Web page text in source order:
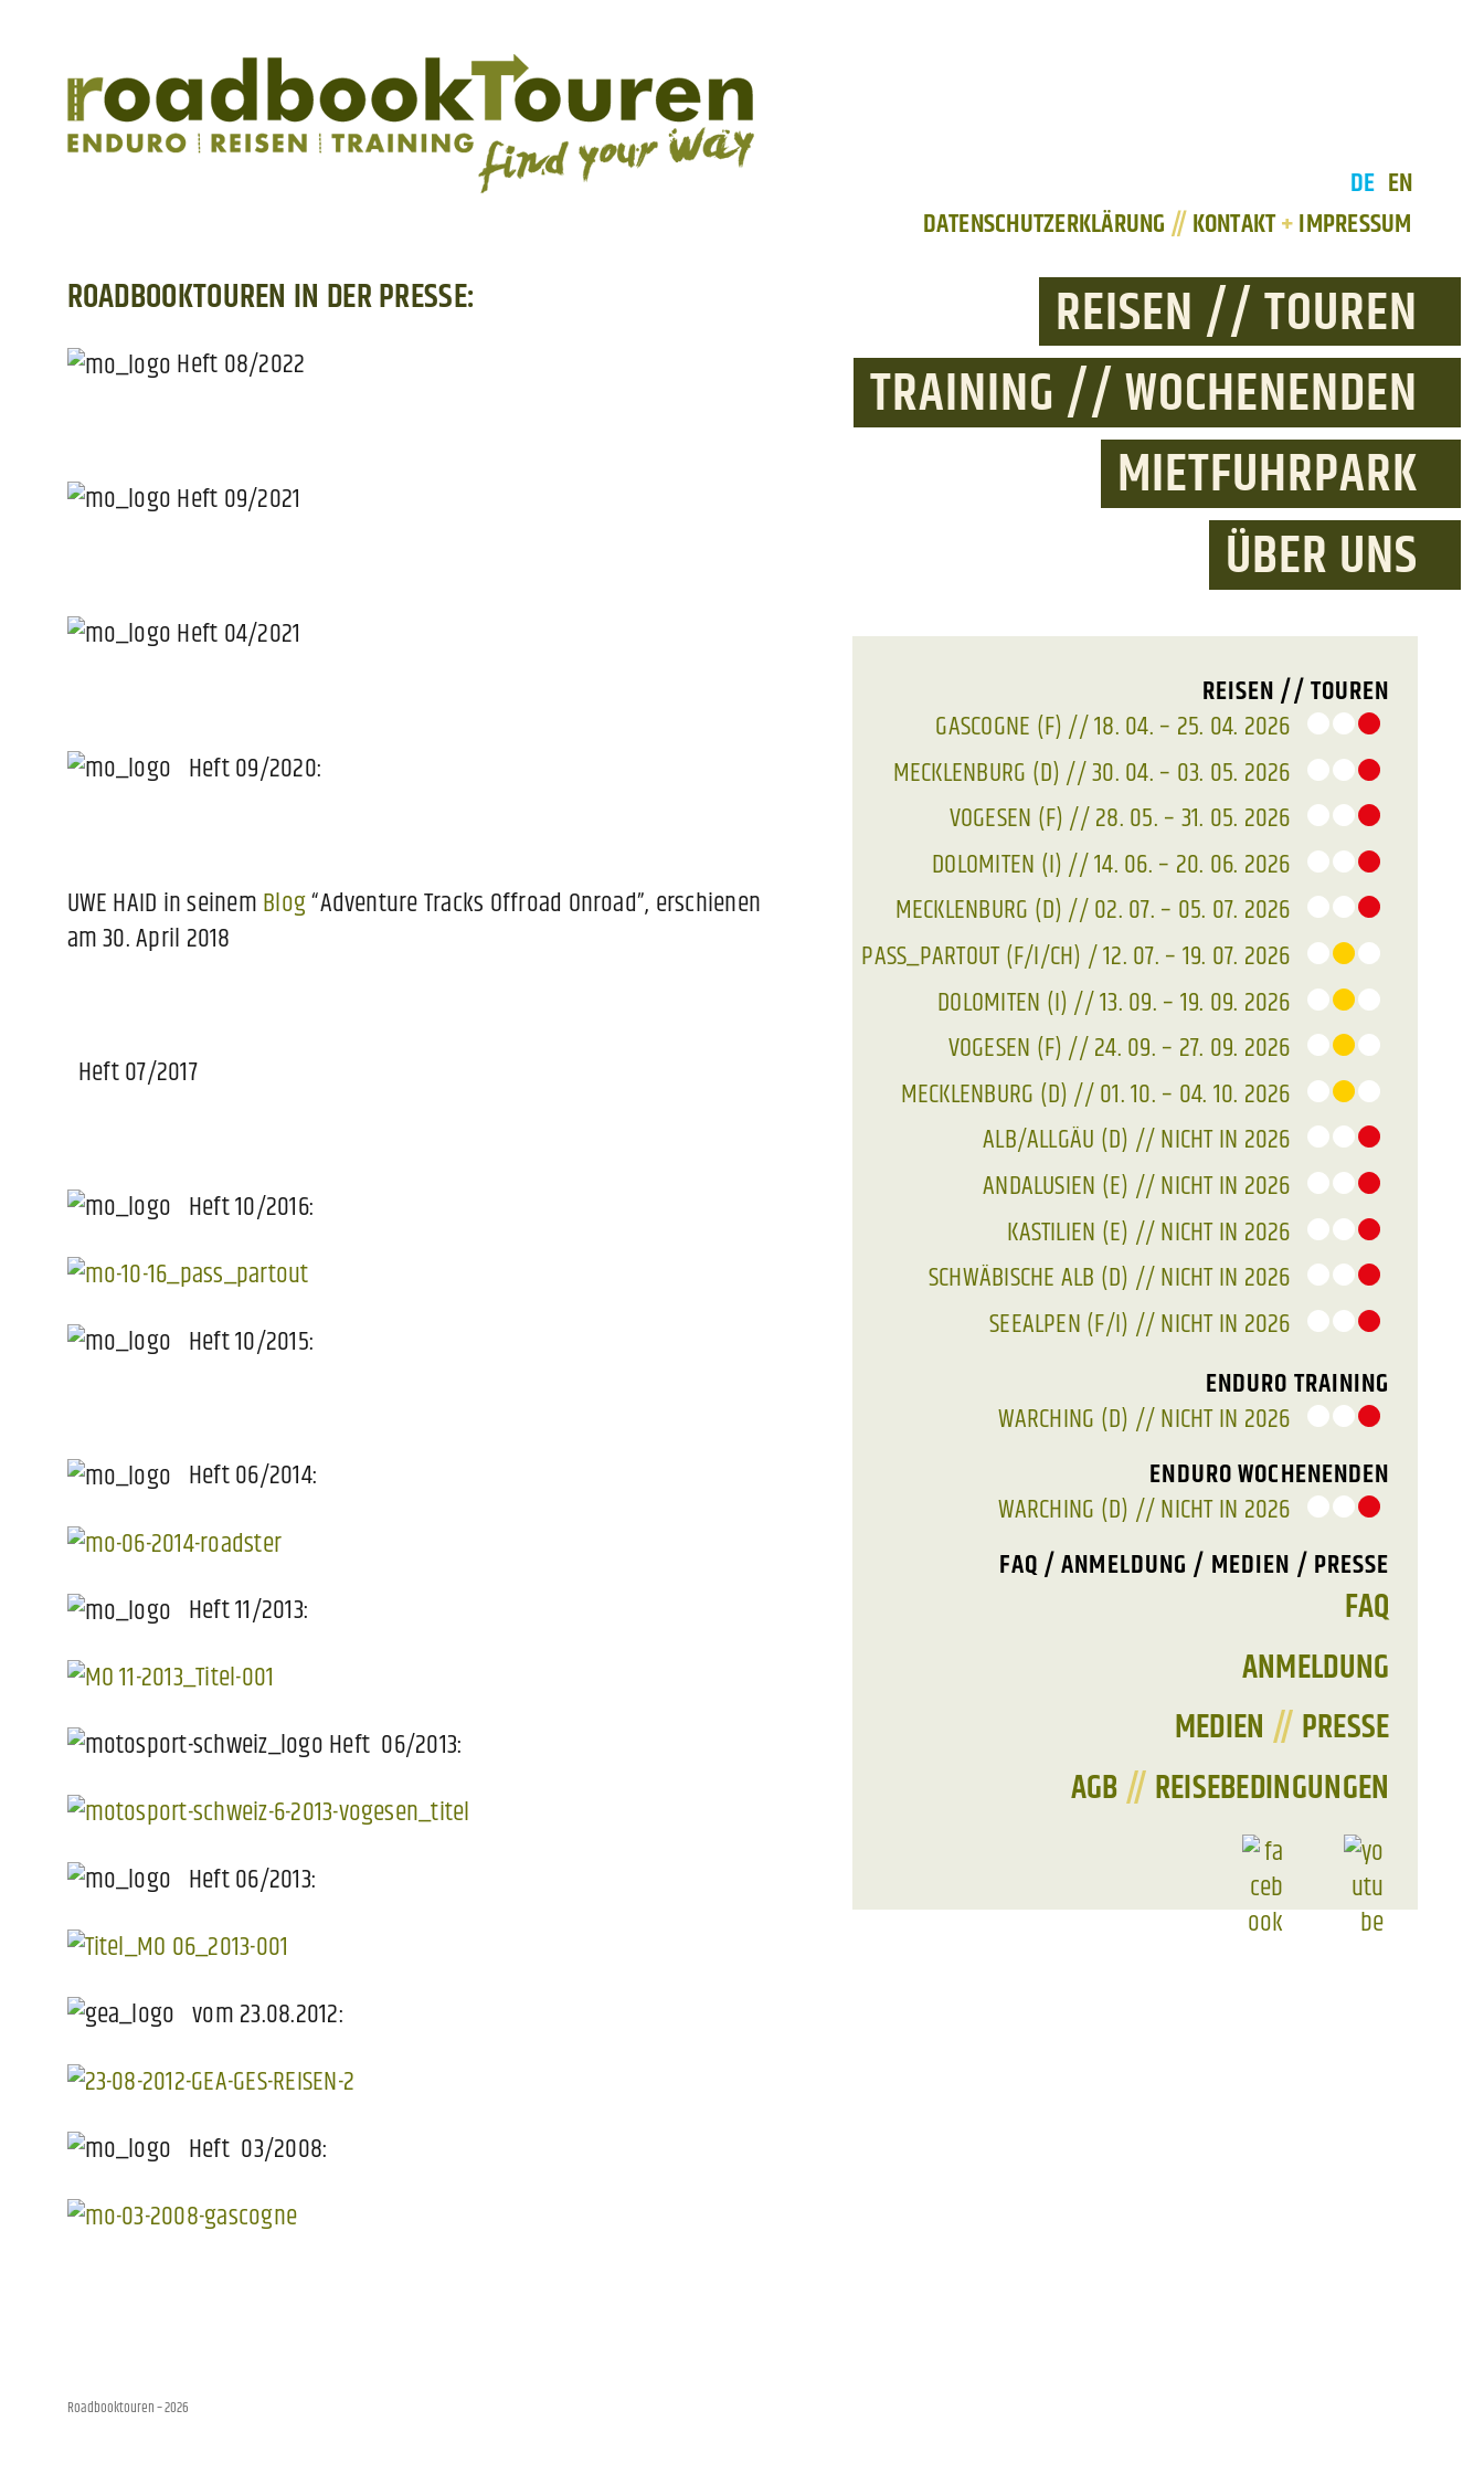
DE EN
KONTAKT+ IMPRESSUM
DATENSCHUTZERKLÄRUNG//
REISEN // TOUREN
TRAINING // WOCHENENDEN
MIETFUHRPARK
ÜBER UNS
ROADBOOKTOUREN IN DER PRESSE:
Heft 08/2022
Heft 09/2021
Heft 04/2021
Heft 09/2020:
UWE HAID in seinemBlog“Adventure Tracks Offroad Onroad”, erschienen
am 30. April 2018
Heft 07/2017
Heft 10/2016:
Heft 10/2015:
Heft 06/2014:
Heft 11/2013:
Heft 06/2013:
Heft 06/2013:
vom 23.08.2012:
Heft 03/2008:
REISEN // TOUREN
GASCOGNE (F) // 18. 04. – 25. 04. 2026
MECKLENBURG (D) // 30. 04. – 03. 05. 2026
VOGESEN (F) // 28. 05. – 31. 05. 2026
DOLOMITEN (I) // 14. 06. – 20. 06. 2026
MECKLENBURG (D) // 02. 07. – 05. 07. 2026
PASS_PARTOUT (F/I/CH) / 12. 07. – 19. 07. 2026
DOLOMITEN (I) // 13. 09. – 19. 09. 2026
VOGESEN (F) // 24. 09. – 27. 09. 2026
MECKLENBURG (D) // 01. 10. – 04. 10. 2026
ALB/ALLGÄU (D) // NICHT IN 2026
ANDALUSIEN (E) // NICHT IN 2026
KASTILIEN (E) // NICHT IN 2026
SCHWÄBISCHE ALB (D) // NICHT IN 2026
SEEALPEN (F/I) // NICHT IN 2026
ENDURO TRAINING
WARCHING (D) // NICHT IN 2026
ENDURO WOCHENENDEN
WARCHING (D) // NICHT IN 2026
FAQ / ANMELDUNG / MEDIEN / PRESSE
FAQ
ANMELDUNG
MEDIEN // PRESSE
AGB// REISEBEDINGUNGEN
Roadbooktouren– 2026